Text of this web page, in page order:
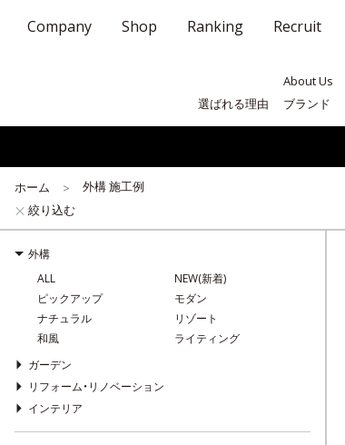
Company Shop Ranking Recruit
About Us
選ばれる理由
ブランド
ホーム
外構 施工例
絞り込む
外構
ALL
NEW(新着)
ピックアップ
モダン
ナチュラル
リゾート
和風
ライティング
ガーデン
リフォーム・リノベーション
インテリア